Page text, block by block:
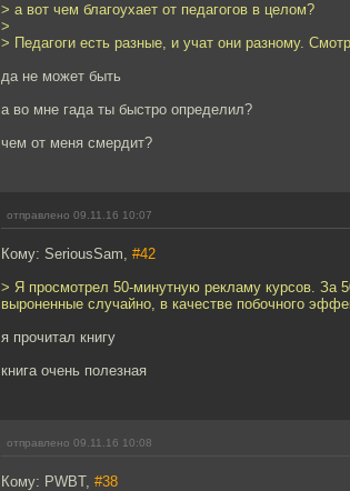
> а вот чем благоухает от педагогов в целом?
>
> Педагоги есть разные, и учат они разному.
да не может быть
а во мне гада ты быстро определил?
чем от меня смердит?
отправлено 09.11.16 10:07
Кому: SeriousSam, #42
> Я просмотрел 50-минутную рекламу курсов. За
выроненные случайно, в качестве побочного
я прочитал книгу
книга очень полезная
отправлено 09.11.16 10:08
Кому: PWBT, #38